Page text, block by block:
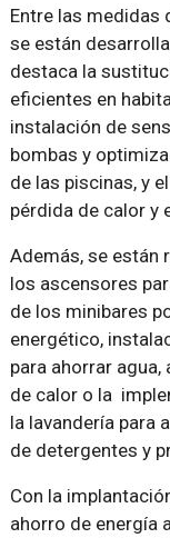
Entre las medidas
se están
destaca la
eficientes en
instalación de
bombas y
de las piscinas, y
pérdida de calor y
Además, se están
los ascensores
de los minibares
energético,
para ahorrar
de calor o la
la lavandería para
de detergentes y
Con la
ahorro de energía